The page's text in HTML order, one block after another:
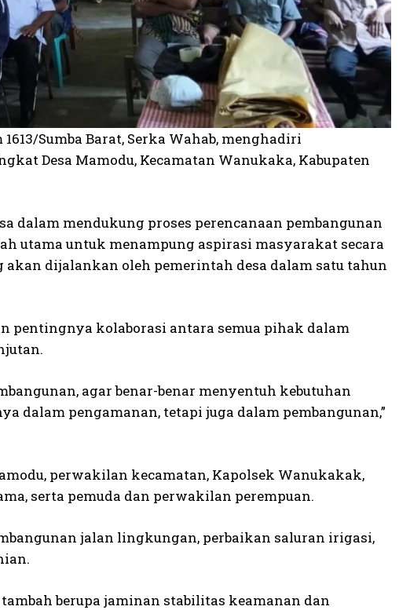
Sumba Barat, Serka Wahab, menghadiri
Desa Mamodu, Kecamatan Wanukaka, Kabupaten
dalam mendukung proses perencanaan pembangunan
utama untuk menampung aspirasi masyarakat secara
dijalankan oleh pemerintah desa dalam satu tahun
pentingnya kolaborasi antara semua pihak dalam
agar benar-benar menyentuh kebutuhan
dalam pengamanan, tetapi juga dalam pembangunan,”
perwakilan kecamatan, Kapolsek Wanukakak,
serta pemuda dan perwakilan perempuan.
jalan lingkungan, perbaikan saluran irigasi,
berupa jaminan stabilitas keamanan dan